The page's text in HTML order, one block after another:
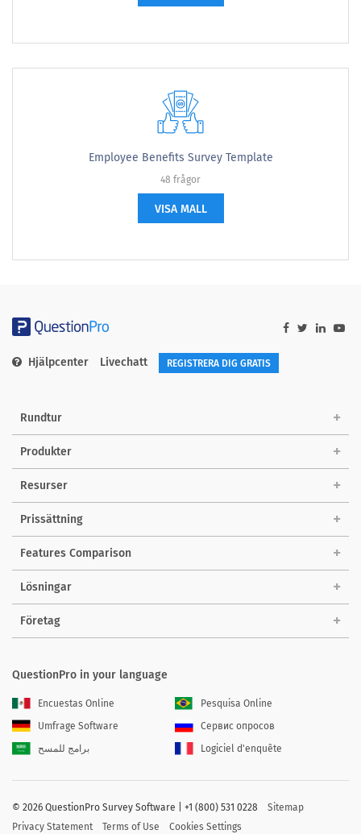
Employee Benefits Survey Template
48 frågor
VISA MALL
Hjälpcenter Livechatt REGISTRERA DIG GRATIS
Rundtur
Produkter
Resurser
Prissättning
Features Comparison
Lösningar
Företag
QuestionPro in your language
Encuestas Online
Pesquisa Online
Umfrage Software
Сервис опросов
برامج للمسح
Logiciel d'enquête
© 2026 QuestionPro Survey Software | +1 (800) 531 0228
Sitemap
Privacy Statement
Terms of Use Cookies Settings